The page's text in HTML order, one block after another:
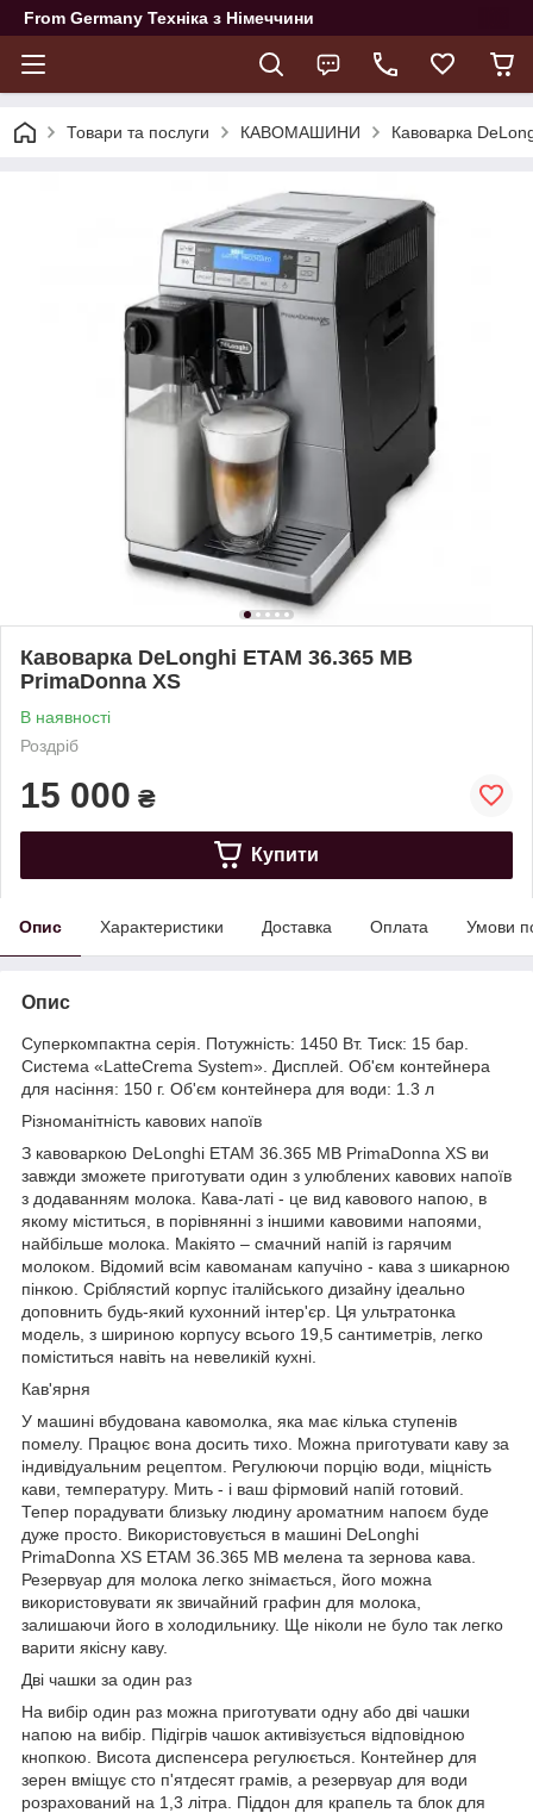
From Germany Техніка з Німеччини
Товари та послуги КАВОМАШИНИ Кавоварка
Кавоварка DeLonghi ETAM 36.365 MB
PrimaDonna XS
В наявності
Роздріб
15 000 ₴
Купити
Опис Характеристики Доставка Оплата Умови
Опис
Суперкомпактна серія. Потужність: 1450 Вт. Тиск: 15 бар.
Система «LatteCrema System». Дисплей. Об'єм контейнера
для насіння: 150 г. Об'єм контейнера для води: 1.3 л
Різноманітність кавових напоїв
З кавоваркою DeLonghi ETAM 36.365 MB PrimaDonna XS ви
завжди зможете приготувати один з улюблених кавових напоїв
з додаванням молока. Кава-латі - це вид кавового напою, в
якому міститься, в порівнянні з іншими кавовими напоями,
найбільше молока. Макіято – смачний напій із гарячим
молоком. Відомий всім кавоманам капучіно - кава з шикарною
пінкою. Сріблястий корпус італійського дизайну ідеально
доповнить будь-який кухонний інтер'єр. Ця ультратонка
модель, з шириною корпусу всього 19,5 сантиметрів, легко
поміститься навіть на невеликій кухні.
Кав'ярня
У машині вбудована кавомолка, яка має кілька ступенів
помелу. Працює вона досить тихо. Можна приготувати каву за
індивідуальним рецептом. Регулюючи порцію води, міцність
кави, температуру. Мить - і ваш фірмовий напій готовий.
Тепер порадувати близьку людину ароматним напоєм буде
дуже просто. Використовується в машині DeLonghi
PrimaDonna XS ETAM 36.365 MB мелена та зернова кава.
Резервуар для молока легко знімається, його можна
використовувати як звичайний графин для молока,
залишаючи його в холодильнику. Ще ніколи не було так легко
варити якісну каву.
Дві чашки за один раз
На вибір один раз можна приготувати одну або дві чашки
напою на вибір. Підігрів чашок активізується відповідною
кнопкою. Висота диспенсера регулюється. Контейнер для
зерен вміщує сто п'ятдесят грамів, а резервуар для води
розрахований на 1,3 літра. Піддон для крапель та блок для